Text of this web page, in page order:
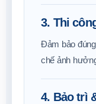
3. Thi
Đảm bảo
chế ảnh
4. Bảo trì